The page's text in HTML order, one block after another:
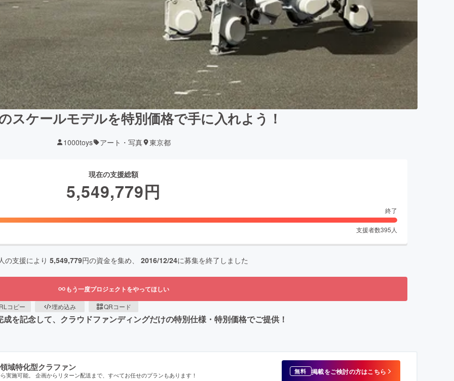
スケールモデルを特別価格で手に入れよう！
1000toys アート・写真 東京都
現在の支援総額
5,549,779円
終了
支援者数395 人
の支援により 5,549,779円の資金を集め、 2016/12/24に募集を終了しました
もう一度プロジェクトをやってほしい
コピー 埋め込み QRコード
記念して、クラウドファンディングだけの特別仕様・特別価格でご提供！
域特化型クラファン
実施可能。 企画からリターン配送まで、すべてお任せのプランもあります！ 無料 掲載をご検討の方はこちら